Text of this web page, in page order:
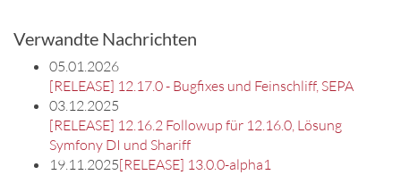
Verwandte Nachrichten
05.01.2026
[RELEASE] 12.17.0 - Bugfixes und Feinschliff, SEPA
03.12.2025
[RELEASE] 12.16.2 Followup für 12.16.0, Lösung
Symfony DI und Shariff
19.11.2025[RELEASE] 13.0.0-alpha1